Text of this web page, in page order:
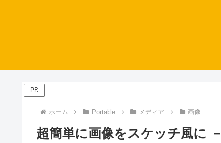
PR
ホーム Portable メディア 画像
超簡単に画像をスケッチ風に